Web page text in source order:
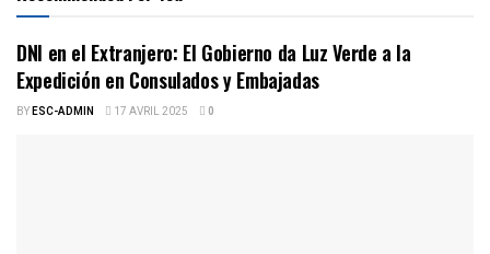
DNI en el Extranjero: El Gobierno da Luz Verde a la
Expedición en Consulados y Embajadas
BYESC-ADMIN 17 AVRIL 2025 0